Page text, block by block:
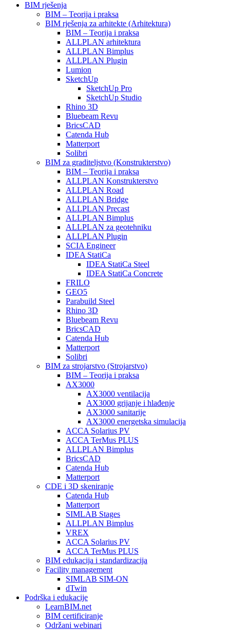
BIM rješenja
BIM – Teorija i praksa
BIM rješenja za arhitekte (Arhitektura)
BIM – Teorija i praksa
ALLPLAN arhitektura
ALLPLAN Bimplus
ALLPLAN Plugin
Lumion
SketchUp
SketchUp Pro
SketchUp Studio
Rhino 3D
Bluebeam Revu
BricsCAD
Catenda Hub
Matterport
Solibri
BIM za graditeljstvo (Konstrukterstvo)
BIM – Teorija i praksa
ALLPLAN Konstrukterstvo
ALLPLAN Road
ALLPLAN Bridge
ALLPLAN Precast
ALLPLAN Bimplus
ALLPLAN za geotehniku
ALLPLAN Plugin
SCIA Engineer
IDEA StatiCa
IDEA StatiCa Steel
IDEA StatiCa Concrete
FRILO
GEO5
Parabuild Steel
Rhino 3D
Bluebeam Revu
BricsCAD
Catenda Hub
Matterport
Solibri
BIM za strojarstvo (Strojarstvo)
BIM – Teorija i praksa
AX3000
AX3000 ventilacija
AX3000 grijanje i hlađenje
AX3000 sanitarije
AX3000 energetska simulacija
ACCA Solarius PV
ACCA TerMus PLUS
ALLPLAN Bimplus
BricsCAD
Catenda Hub
Matterport
CDE i 3D skeniranje
Catenda Hub
Matterport
SIMLAB Stages
ALLPLAN Bimplus
VREX
ACCA Solarius PV
ACCA TerMus PLUS
BIM edukacija i standardizacija
Facility management
SIMLAB SIM-ON
dTwin
Podrška i edukacije
LearnBIM.net
BIM certificiranje
Održani webinari